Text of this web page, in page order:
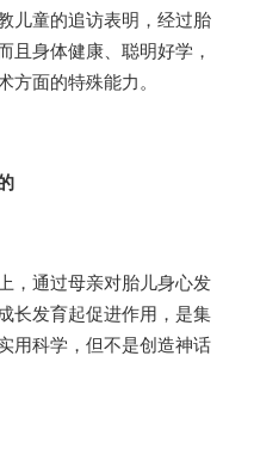
儿童的追访表明，经过胎
且身体健康、聪明好学，
方面的特殊能力。
通过母亲对胎儿身心发
长发育起促进作用，是集
用科学，但不是创造神话